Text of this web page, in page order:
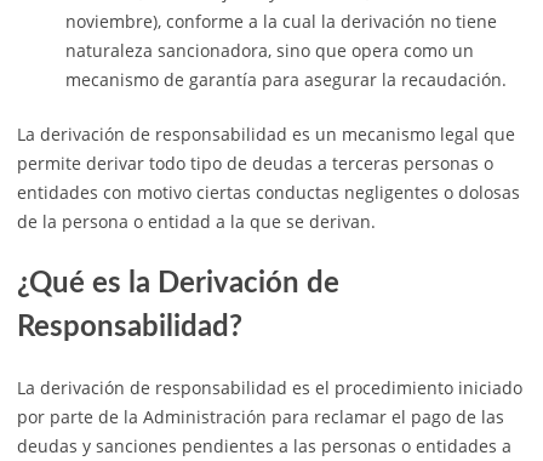
noviembre), conforme a la cual la derivación no tiene
naturaleza sancionadora, sino que opera como un
mecanismo de garantía para asegurar la recaudación.
La derivación de responsabilidad es un mecanismo legal que
permite derivar todo tipo de deudas a terceras personas o
entidades con motivo ciertas conductas negligentes o dolosas
de la persona o entidad a la que se derivan.
¿Qué es la Derivación de
Responsabilidad?
La derivación de responsabilidad es el procedimiento iniciado
por parte de la Administración para reclamar el pago de las
deudas y sanciones pendientes a las personas o entidades a